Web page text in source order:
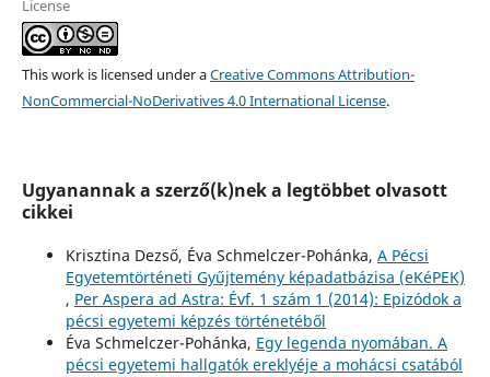
License
This work is licensed under aCreative Commons Attribution-
NonCommercial-NoDerivatives 4.0 International License.
Ugyanannak a szerző(k)nek a legtöbbet olvasott
cikkei
Krisztina Dezső, Éva Schmelczer-Pohánka, A Pécsi
Egyetemtörténeti Gyűjtemény képadatbázisa (eKéPEK)
, Per Aspera ad Astra: Évf. 1 szám 1 (2014): Epizódok a
pécsi egyetemi képzés történetéből
Éva Schmelczer-Pohánka, Egy legenda nyomában. A
pécsi egyetemi hallgatók ereklyéje a mohácsi csatából